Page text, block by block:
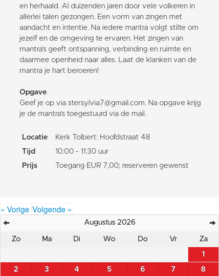
en herhaald. Al duizenden jaren door vele volkeren in
allerlei talen gezongen. Een vorm van zingen met
aandacht en intentie. Na iedere mantra volgt stilte om
jezelf en de omgeving te ervaren. Het zingen van
mantra’s geeft ontspanning, verbinding en ruimte en
daarmee openheid naar alles. Laat de klanken van de
mantra je hart beroeren!
Opgave
Geef je op via stersylvia7@gmail.com. Na opgave krijg
je de mantra’s toegestuurd via de mail.
Locatie
Kerk Tolbert: Hoofdstraat 48
Tijd
10:00 - 11:30 uur
Prijs
Toegang EUR 7,00; reserveren gewenst
« Vorige Volgende »
Augustus 2026
Zo Ma Di Wo Do Vr Za
1
2 3 4 5 6 7 8